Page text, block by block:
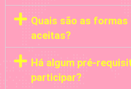
Quais são as formas
aceitas?
Há algum pré-
participar?